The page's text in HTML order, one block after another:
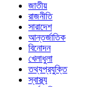
জাতীয়
রাজনীতি
সারাদেশ
আন্তর্জাতিক
বিনোদন
খেলাধুলা
তথ্যপ্রযুক্তি
স্বাস্থ্য